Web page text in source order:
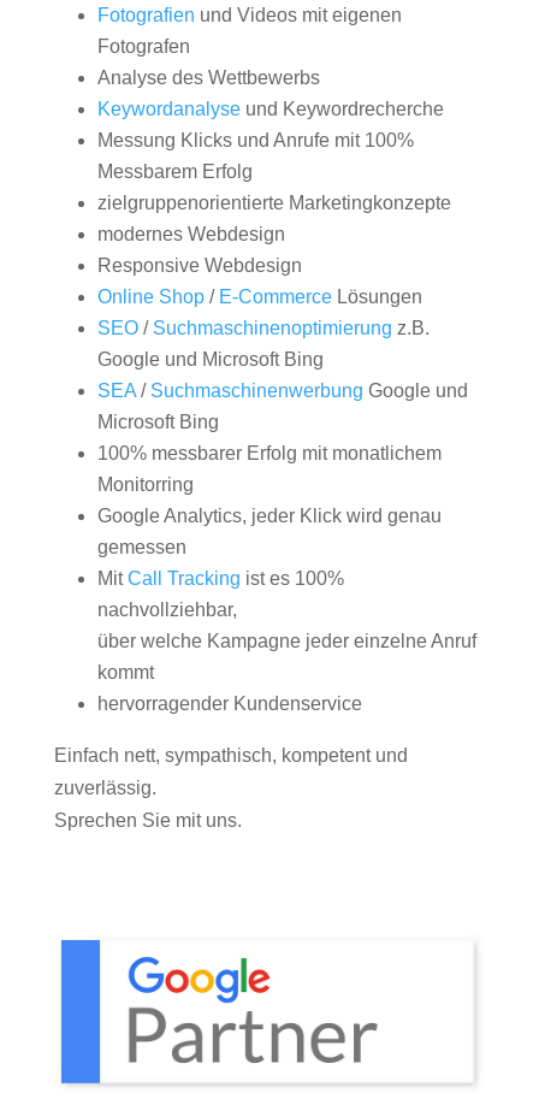
Fotografien und Videos mit eigenen
Fotografen
Analyse des Wettbewerbs
Keywordanalyseund Keywordrecherche
Messung Klicks und Anrufe mit 100%
Messbarem Erfolg
zielgruppenorientierte Marketingkonzepte
modernes Webdesign
Responsive Webdesign
Online Shop/ E-CommerceLösungen
SEO/ Suchmaschinenoptimierung z.B.
Google und Microsoft Bing
SEA/ Suchmaschinenwerbung Google und
Microsoft Bing
100% messbarer Erfolg mit monatlichem
Monitorring
Google Analytics, jeder Klick wird genau
gemessen
MitCall Tracking ist es 100%
nachvollziehbar,
über welche Kampagne jeder einzelne Anruf
kommt
hervorragender Kundenservice
Einfach nett, sympathisch, kompetent und
zuverlässig.
Sprechen Sie mit uns.